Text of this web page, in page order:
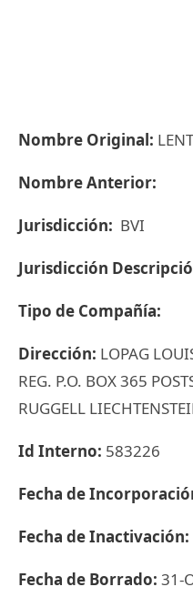
Nombre Original:
Nombre Anterior:
Jurisdicción: BVI
Jurisdicción
Tipo de Compañía:
Dirección: LOPAG
REG. P.O. BOX 365
RUGGELL
Id Interno: 583226
Fecha de
Fecha de Inactivación:
Fecha de Borrado: 31-